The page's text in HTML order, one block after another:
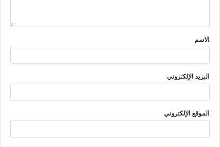
الاسم
البريد الإلكتروني
الموقع الإلكتروني